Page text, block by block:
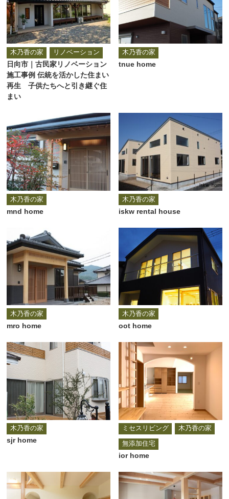
木乃香の家 リノベーション
日向市｜古民家リノベーション
施工事例 伝統を活かした住まい
再生 子供たちへと引き継ぐ住
まい
木乃香の家
tnue home
木乃香の家
mnd home
木乃香の家
iskw rental house
木乃香の家
mro home
木乃香の家
oot home
木乃香の家
sjr home
ミセスリビング 木乃香の家
無添加住宅
ior home